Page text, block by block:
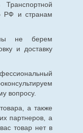
РФ и странам
не берем
и доставку
вопросу.
а также
партнеров, а
товар нет в